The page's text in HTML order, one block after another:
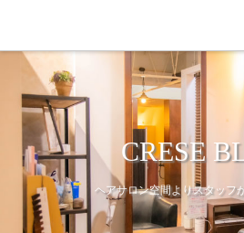
CRESE
ヘアサロン空間よりスタッフ